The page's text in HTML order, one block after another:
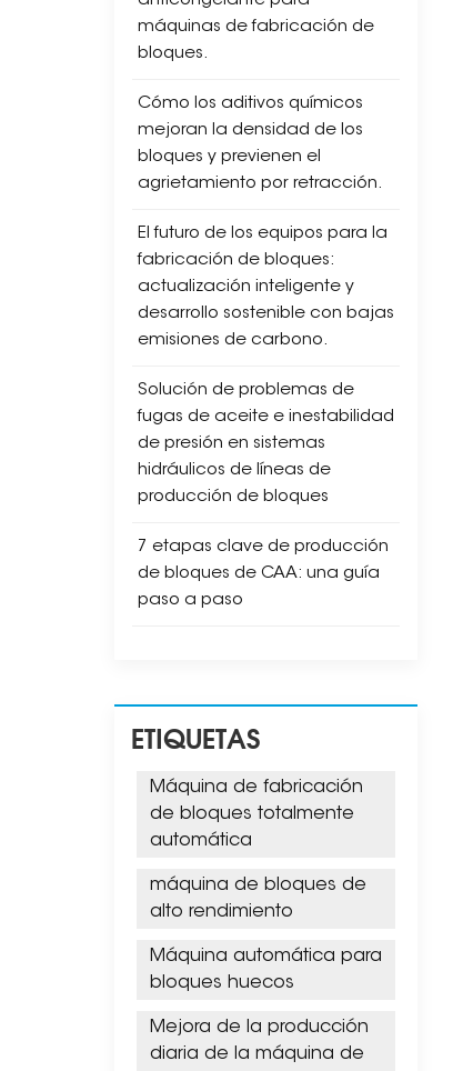
máquinas de fabricación de
bloques.
Cómo los aditivos químicos
mejoran la densidad de los
bloques y previenen el
agrietamiento por retracción.
El futuro de los equipos para la
fabricación de bloques:
actualización inteligente y
desarrollo sostenible con bajas
emisiones de carbono.
Solución de problemas de
fugas de aceite e inestabilidad
de presión en sistemas
hidráulicos de líneas de
producción de bloques
7 etapas clave de producción
de bloques de CAA: una guía
paso a paso
ETIQUETAS
Máquina de fabricación
de bloques totalmente
automática
máquina de bloques de
alto rendimiento
Máquina automática para
bloques huecos
Mejora de la producción
diaria de la máquina de